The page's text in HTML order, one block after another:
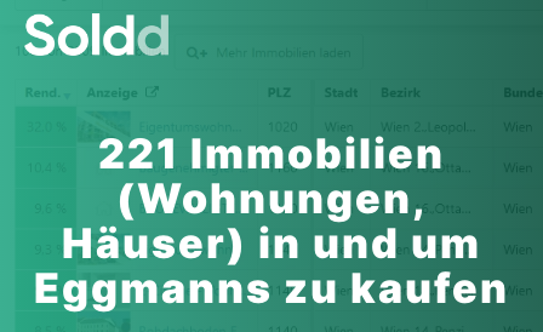
221 Immobilien
(Wohnungen,
Häuser) in und um
Eggmanns zu kaufen